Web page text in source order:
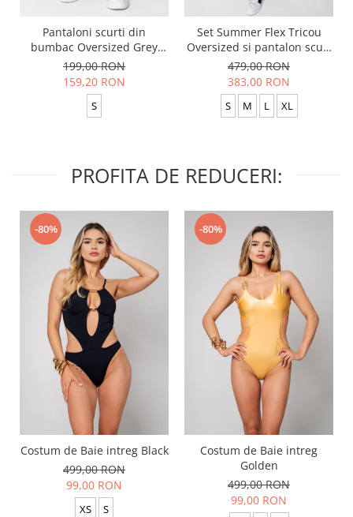
Pantaloni scurti din
bumbac Oversized Grey
Anthracite
199,00 RON
159,20 RON
S
Set Summer Flex Tricou
Oversized si pantalon scurt
Baggy Black
479,00 RON
383,00 RON
S M L XL
PROFITA DE REDUCERI:
-80%
Costum de Baie intreg Black
499,00 RON
99,00 RON
XS S
-80%
Costum de Baie intreg
Golden
499,00 RON
99,00 RON